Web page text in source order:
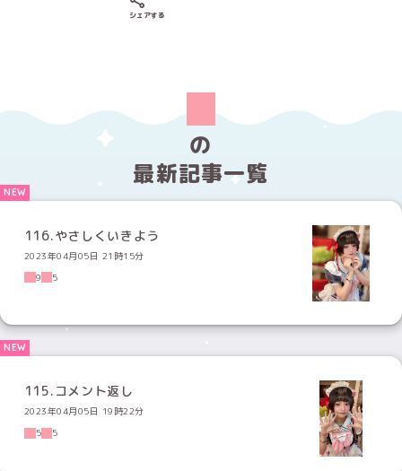
シェアする
の
最新記事一覧
116.やさしくいきよう
2023年04月05日 21時15分
9
5
115.コメント返し
2023年04月05日 19時22分
5
5